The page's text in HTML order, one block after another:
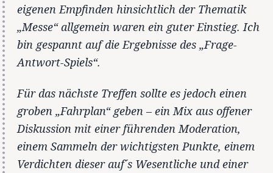
eigenen Empfinden hinsichtlich der Thematik
„Messe“ allgemein waren ein guter Einstieg. Ich
bin gespannt auf die Ergebnisse des „Frage-
Antwort-Spiels“.
Für das nächste Treffen sollte es jedoch einen
groben „Fahrplan“ geben – ein Mix aus offener
Diskussion mit einer führenden Moderation,
einem Sammeln der wichtigsten Punkte, einem
Verdichten dieser auf´s Wesentliche und einer